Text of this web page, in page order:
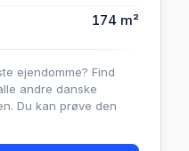
174 m²
ejendomme? Find
andre danske
Du kan prøve den